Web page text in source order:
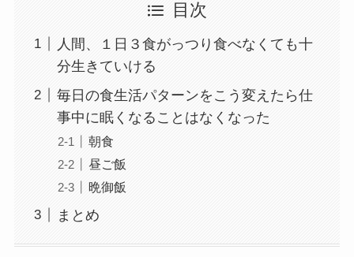
目次
人間、１日３食がっつり食べなくても十
分生きていける
毎日の食生活パターンをこう変えたら仕
事中に眠くなることはなくなった
朝食
昼ご飯
晩御飯
まとめ